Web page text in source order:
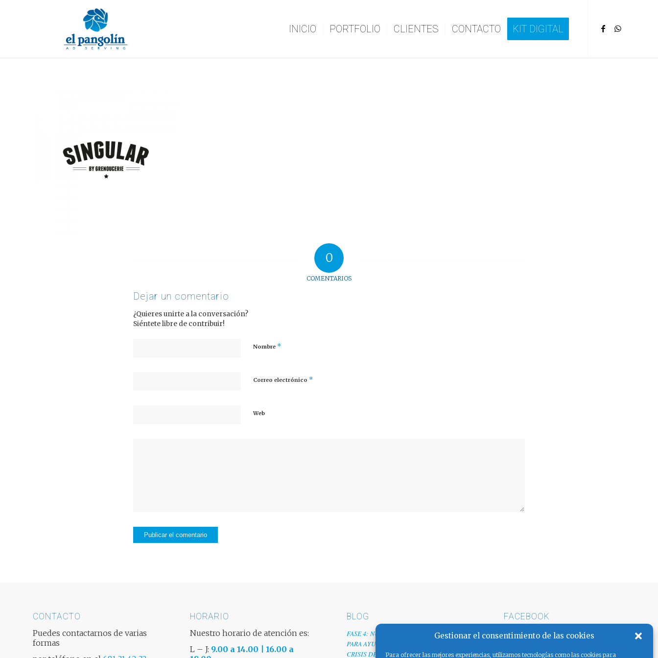
Gestionar el consentimiento de las cookies
Para ofrecer las mejores experiencias, utilizamos tecnologías como las cookies para
INICIO PORTFOLIO CLIENTES CONTACTO KIT DIGITAL
0
COMENTARIOS
Dejar un comentario
¿Quieres unirte a la conversación?
Siéntete libre de contribuir!
Nombre *
Correo electrónico *
Web
CONTACTO
Puedes contactarnos de varias
formas
HORARIO
Nuestro horario de atención es:
L – J: 9.00 a 14.00 | 16.00 a
BLOG
FASE 4: NUESTRO GRANITO DE ARENA
PARA AYUDAR A EMPRESAS TRAS LA
CRISIS DEL COVID-19
FACEBOOK